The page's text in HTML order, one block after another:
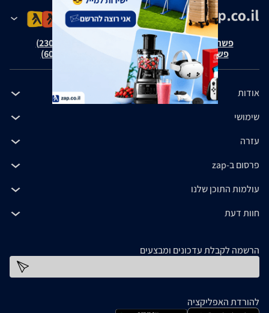
פשרה בת"צ אבנצ'יק נ' זאפ גרופ (ת"צ 23008-08-20)
פשרה בת"צ כהנים נ' זאפ גרופ (ת"צ 60371-12-19)
אודות
שימושי
עזרה
פרסום ב-zap
עולמות התוכן שלנו
חוות דעת
הרשמה לקבלת עדכונים ומבצעים
להורדת האפליקציה